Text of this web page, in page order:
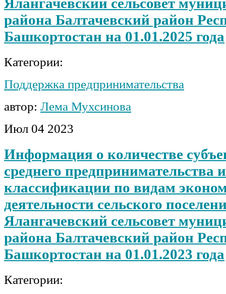
района Балтачевский район
Башкортостан на 01.01.2025 года
Категории:
Поддержка предпринимательства
автор: Лема Мухсинова
Июл 04 2023
Информация о количестве
среднего предпринимательства
классификации по видам
деятельности сельского
Ялангачевский сельсовет
района Балтачевский район
Башкортостан на 01.01.2023 года
Категории: